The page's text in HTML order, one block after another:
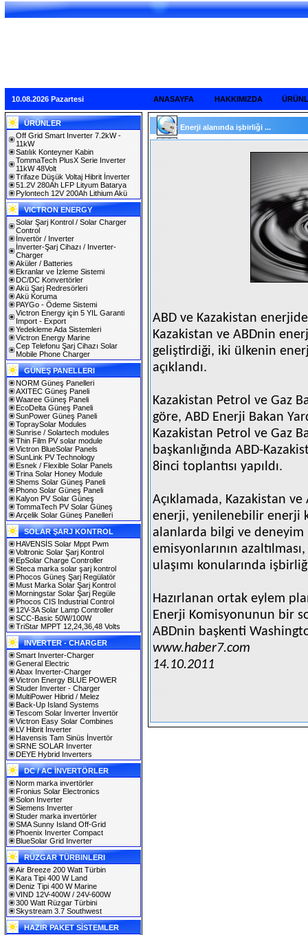
10.08.2026 Pazartesi ANASAYFA HAKKIMIZDA
ÜRÜNLER
Off Grid Smart Inverter 7.2kW -
11kW
Satılık Konteyner Kabin
TommaTech PlusX Serie Inverter
11kW 48Volt
Trifaze Düşük Voltaj Hibrit İnverter
51.2V 280Ah LFP Lityum Batarya
Pylontech 12V 200Ah Lithium Akü
VICTRON ENERGY
Solar Şarj Kontrol / Solar Charger
Control
İnvertör / Inverter
İnverter-Şarj Cihazı / Inverter-
Charger
Aküler / Batteries
Ekranlar ve İzleme Sistemi
DC/DC Konvertörler
Akü Şarj Redresörleri
Akü Koruma
PAYGo - Ödeme Sistemi
Victron Energy için 5 YIL Garanti
Import - Export
Yedekleme Ada Sistemleri
Victron Energy Marine
Cep Telefonu Şarj Cihazı Solar
Mobile Phone Charger
GÜNEŞ PANELLERI
NORM Güneş Panelleri
AXITEC Güneş Paneli
Waaree Güneş Paneli
EcoDelta Güneş Paneli
SunPower Güneş Paneli
TopraySolar Modules
Sunrise / Solartech modules
Thin Film PV solar module
Victron BlueSolar Panels
SunLink PV Technology
Esnek / Flexible Solar Panels
Trina Solar Honey Module
Shems Solar Güneş Paneli
Phono Solar Güneş Paneli
Kalyon PV Solar Güneş
TommaTech PV Solar Güneş
Arçelik Solar Güneş Panelleri
SOLAR ŞARJ KONTROL
HAVENSİS Solar Mppt Pwm
Voltronic Solar Şarj Kontrol
EpSolar Charge Controller
Steca marka solar şarj kontrol
Phocos Güneş Şarj Regülatör
Must Marka Solar Şarj Kontrol
Morningstar Solar Şarj Regüle
Phocos CIS Industrial Control
12V-3A Solar Lamp Controller
SCC-Basic 50W/100W
TriStar MPPT 12,24,36,48 Volts
INVERTER - CHARGER
Smart Inverter-Charger
General Electric
Abax Inverter-Charger
Victron Energy BLUE POWER
Studer Inverter - Charger
MultiPower Hibrid / Melez
Back-Up Island Systems
Tescom Solar İnverter İnvertör
Victron Easy Solar Combines
LV Hibrit İnverter
Havensis Tam Sinüs İnvertör
SRNE SOLAR Inverter
DEYE Hybrid Inverters
DC / AC İNVERTÖRLER
Norm marka invertörler
Fronius Solar Electronics
Solon Inverter
Siemens Inverter
Studer marka invertörler
SMA Sunny Island Off-Grid
Phoenix Inverter Compact
BlueSolar Grid Inverter
RÜZGAR TÜRBINLERI
Air Breeze 200 Watt Türbin
Kara Tipi 400 W Land
Deniz Tipi 400 W Marine
VIND 12V-400W / 24V-600W
300 Watt Rüzgar Türbini
Skystream 3.7 Southwest
HAZIR PAKET SİSTEMLER
Enerji alanında işbirliği ...
ABD ve Kazakistan
Kazakistan ve ABDnin
geliştirdiği, iki ülkenin
açıklandı.
Kazakistan Petrol ve Gaz
göre, ABD Enerji Bakan
Kazakistan Petrol ve Gaz
başkanlığında ABD-
8inci toplantısı yapıldı.
Açıklamada, Kazakistan
enerji, yenilenebilir enerji
alanlarda bilgi ve deneyim
emisyonlarının
ulaşımı konularında
Hazırlanan ortak eylem
Enerji Komisyonunun bir
ABDnin başkenti
www.haber7.com
14.10.2011